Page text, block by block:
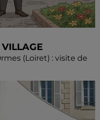
(Loiret) : visite de